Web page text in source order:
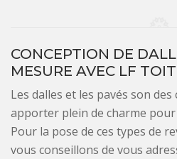
CONCEPTION DE
MESURE AVEC LF
Les dalles et les pavés son
apporter plein de charme
Pour la pose de ces types de
vous conseillons de vous